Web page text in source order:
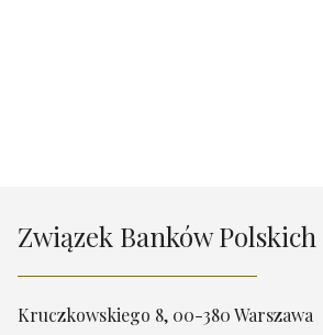
Związek Banków Polskich
Kruczkowskiego 8, 00-380 Warszawa